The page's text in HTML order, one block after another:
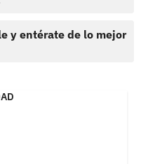
y entérate de lo mejor